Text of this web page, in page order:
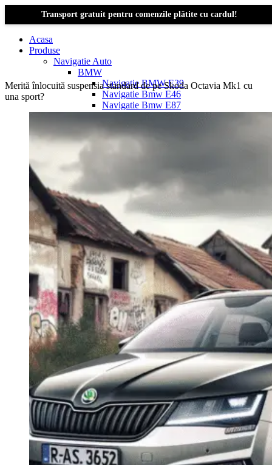
Transport gratuit pentru comenzile plătite cu cardul!
Acasa
Produse
Navigatie Auto
BMW
Navigație BMW E39
Navigatie Bmw E46
Navigatie Bmw E87
Navigatie Bmw E91
Navigatie Bmw F10
Navigatie Bmw X1 E84
Navigatie BMW X3
Navigatie BMW X3 E83
Navigatie BMW X3 f25
Dacia Logan
Navigație Dacia Logan 1 (2004–2012)
Navigație Dacia Logan 2 (2012–2020)
Navigație Dacia Logan 3 (2020–Prezent)
Dacia Duster
Navigatie Duster 2011
Navigatie Duster 2019
Audi
Navigatie Audi A3 8p
Navigatie Audi A4
Navigatie Audi A4 B6
Navigatie Audi A4 B7
Navigatie Audi A4 B8
Navigatie Audi A5
Navigatie Audi A6 C5
Navigatie Audi A6 C6
Navigatie Audi A6 C7
Navigatie Audi Q5
Ford
Navigație Ford Fiesta
Navigație Ford Focus 1
Navigație Ford Focus 2
Merită înlocuită suspensia standard de pe Skoda Octavia Mk1 cu
una sport?